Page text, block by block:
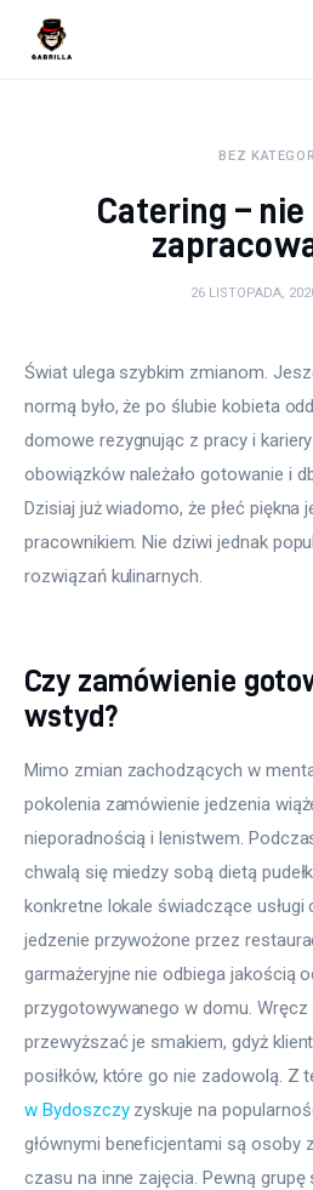
Kunchnia i kulinaria
Więcej
BEZ
Catering –
26 LISTOPADA,
Świat ulega szybkim zmianom.
normą było, że po ślubie kobieta
domowe rezygnując z pracy i
obowiązków należało gotowanie i
Dzisiaj już wiadomo, że płeć
pracownikiem. Nie dziwi jednak
rozwiązań kulinarnych.
Czy zamówienie
wstyd?
Mimo zmian zachodzących w
pokolenia zamówienie jedzenia
nieporadnością i lenistwem.
chwalą się miedzy sobą dietą
konkretne lokale świadczące usługi
jedzenie przywożone przez
garmażeryjne nie odbiega jakością
przygotowywanego w domu. Wręcz
przewyższać je smakiem, gdyż
posiłków, które go nie zadowolą. Z
w Bydoszczy zyskuje na
głównymi beneficjentami są osoby
czasu na inne zajęcia. Pewną